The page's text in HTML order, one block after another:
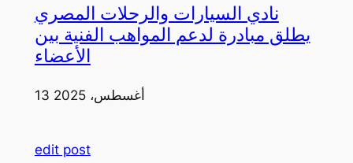
نادي السيارات والرحلات المصري
يطلق مبادرة لدعم المواهب الفنية بين
الأعضاء
13 أغسطس، 2025
edit post